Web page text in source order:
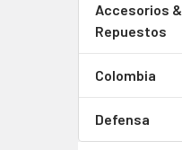
Accesorios &
Repuestos
Colombia
Defensa